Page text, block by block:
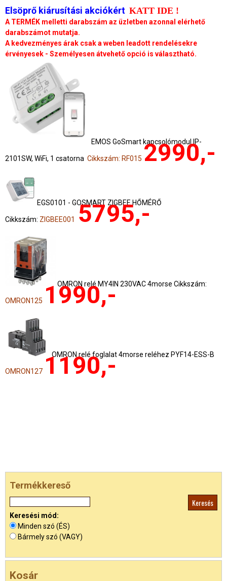
d
a
l
Elsöprő kiárusítási akciókért KATT IDE !
A TERMÉK melletti darabszám az üzletben azonnal elérhető
darabszámot mutatja.
A kedvezményes árak csak a weben leadott rendelésekre
érvényesek - Személyesen átvehető opció is választható.
EMOS GoSmart kapcsolómodul IP-
2101SW, WiFi, 1 csatorna Cikkszám: RF015 2990,-
EGS0101 - GOSMART ZIGBEE HŐMÉRŐ
Cikkszám: ZIGBEE001 5795,-
OMRON relé MY4IN 230VAC 4morse Cikkszám:
OMRON125 1990,-
OMRON relé foglalat 4morse reléhez PYF14-ESS-B
OMRON127 1190,-
Termékkereső
Keresési mód:
Minden szó (ÉS)
Bármely szó (VAGY)
Kosár